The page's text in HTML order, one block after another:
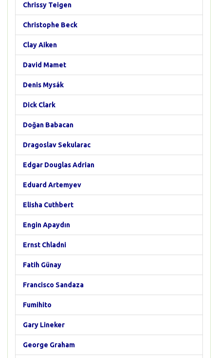
Chrissy Teigen
Christophe Beck
Clay Aiken
David Mamet
Denis Mysák
Dick Clark
Doğan Babacan
Dragoslav Sekularac
Edgar Douglas Adrian
Eduard Artemyev
Elisha Cuthbert
Engin Apaydın
Ernst Chladni
Fatih Günay
Francisco Sandaza
Fumihito
Gary Lineker
George Graham